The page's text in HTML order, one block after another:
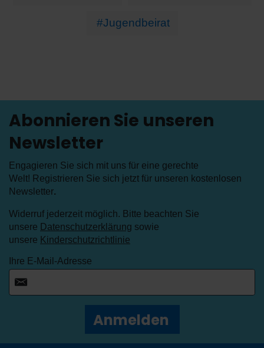
#Jugendbeirat
Abonnieren Sie unseren
Newsletter
Engagieren Sie sich mit uns für eine gerechte
Welt! Registrieren Sie sich jetzt für unseren kostenlosen
Newsletter.
Widerruf jederzeit möglich. Bitte beachten Sie
unsere Datenschutzerklärung sowie
unsere Kinderschutzrichtlinie
Ihre E-Mail-Adresse
Anmelden